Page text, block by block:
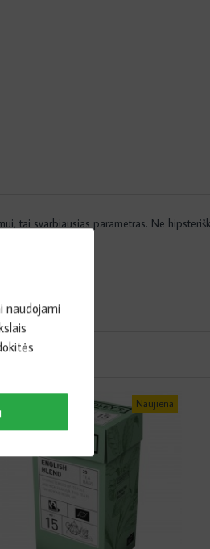
naudojami
tai svarbiausias parametras. Ne
Naujiena